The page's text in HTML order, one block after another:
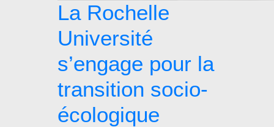
La Rochelle
Université
s’engage pour la
transition socio-
écologique